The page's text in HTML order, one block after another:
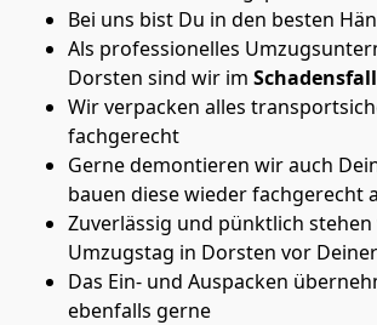
Bei uns bist Du in den besten
Als professionelles
Dorsten sind wir im
Wir verpacken alles
fachgerecht
Gerne demontieren wir auch
bauen diese wieder fachgerecht
Zuverlässig und pünktlich
Umzugstag in Dorsten vor
Das Ein- und Auspacken
ebenfalls gerne